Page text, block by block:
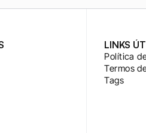
LINKS
Política
Termos
Tags